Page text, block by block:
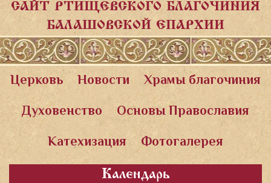
САЙТ РТИЩЕВСКОГО БЛАГОЧИНИЯ
БАЛАШОВСКОЙ ЕПАРХИИ
Церковь Новости
Храмы благочиния
Духовенство
Основы Православия
Катехизация
Фотогалерея
Календарь